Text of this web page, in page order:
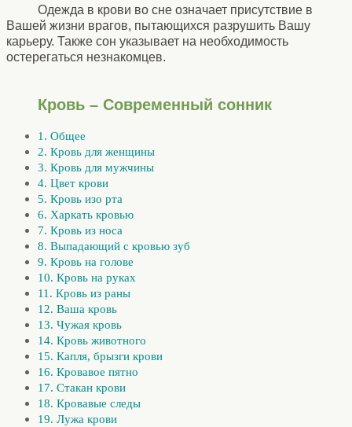
Одежда в крови во сне означает присутствие в
Вашей жизни врагов, пытающихся разрушить Вашу
карьеру. Также сон указывает на необходимость
остерегаться незнакомцев.
Кровь – Современный сонник
1. Общее
2. Кровь для женщины
3. Кровь для мужчины
4. Цвет крови
5. Кровь изо рта
6. Харкать кровью
7. Кровь из носа
8. Выпадающий с кровью зуб
9. Кровь на голове
10. Кровь на руках
11. Кровь из раны
12. Ваша кровь
13. Чужая кровь
14. Кровь животного
15. Капля, брызги крови
16. Кровавое пятно
17. Стакан крови
18. Кровавые следы
19. Лужа крови